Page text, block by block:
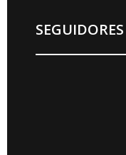
SEGUIDORES